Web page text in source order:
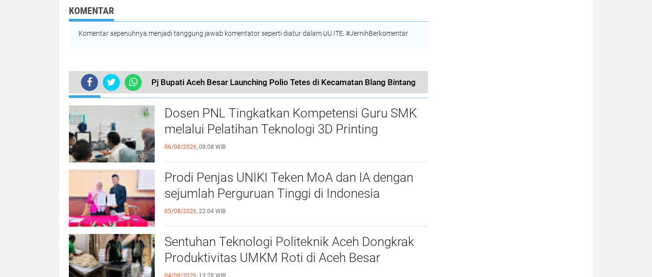
KOMENTAR
Komentar sepenuhnya menjadi tanggung jawab komentator seperti diatur dalam UU ITE. #JernihBerkomentar
Pj Bupati Aceh Besar Launching Polio Tetes di Kecamatan Blang Bintang
TERKINI
Dosen PNL Tingkatkan Kompetensi Guru SMK
melalui Pelatihan Teknologi 3D Printing
06/08/2026, 08:08 WIB
Prodi Penjas UNIKI Teken MoA dan IA dengan
sejumlah Perguruan Tinggi di Indonesia
05/08/2026, 22:04 WIB
Sentuhan Teknologi Politeknik Aceh Dongkrak
Produktivitas UMKM Roti di Aceh Besar
04/08/2026, 13:28 WIB